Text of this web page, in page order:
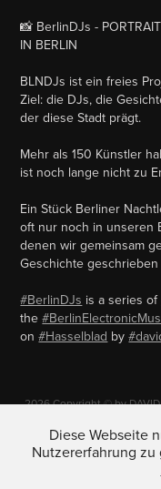
📸 BerlinDJs -
IN BERLIN
BLNDJs ist ein freies
Ziel: die DJs, die
der diese Stadt prägt.
Mehr als 150 Künstler
ist noch lange nicht zu
Ein Stück Berliner
oft nur noch in unseren
denen wir gemeinsam
Geschichte
#BerlinDJs is a series of
the
on#Hasselblad by
2026 Copyright © by
any media or forwarding
permission of the
Diese Webseite
Nutzererfahrung